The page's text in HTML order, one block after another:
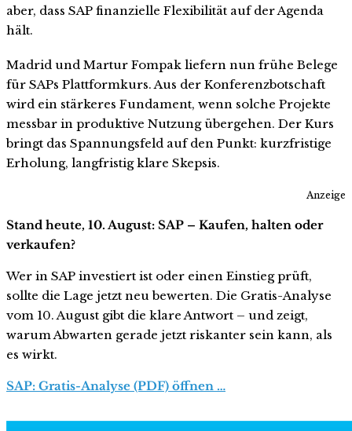
aber, dass SAP finanzielle Flexibilität auf der Agenda
hält.
Madrid und Martur Fompak liefern nun frühe Belege
für SAPs Plattformkurs. Aus der Konferenzbotschaft
wird ein stärkeres Fundament, wenn solche Projekte
messbar in produktive Nutzung übergehen. Der Kurs
bringt das Spannungsfeld auf den Punkt: kurzfristige
Erholung, langfristig klare Skepsis.
Anzeige
Stand heute, 10. August: SAP – Kaufen, halten oder
verkaufen?
Wer in SAP investiert ist oder einen Einstieg prüft,
sollte die Lage jetzt neu bewerten. Die Gratis-Analyse
vom 10. August gibt die klare Antwort – und zeigt,
warum Abwarten gerade jetzt riskanter sein kann, als
es wirkt.
SAP: Gratis-Analyse (PDF) öffnen …